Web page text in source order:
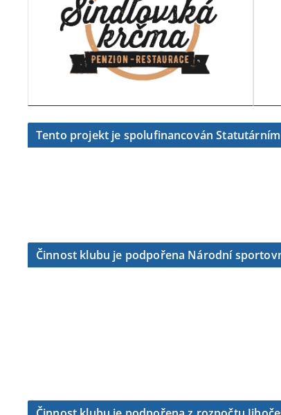
Tento projekt je spolufinancován
Činnost klubu je podpořena Národní